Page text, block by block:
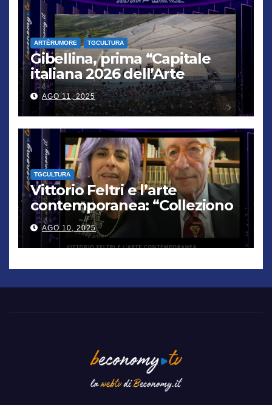
ARTÈRUMORE TGCULTURA
Gibellina, prima “Capitale
italiana 2026 dell’Arte
contemporanea”
AGO 11, 2025
TGCULTURA
Vittorio Feltri e l’arte
contemporanea: “Colleziono
De Chirico. Cattelan? Un
genio”
AGO 10, 2025